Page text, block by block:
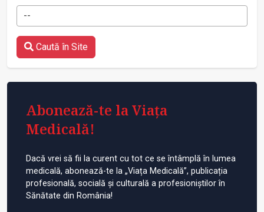
--
Caută în Site
Abonează-te la Viața
Medicală!
Dacă vrei să fii la curent cu tot ce se întâmplă în lumea
medicală, abonează-te la „Viața Medicală”, publicația
profesională, socială și culturală a profesioniștilor în
Sănătate din România!